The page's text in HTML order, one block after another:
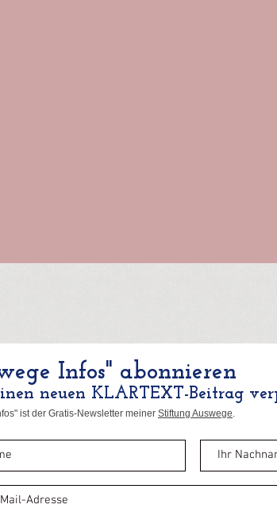
Infos" abonnieren
neuen KLARTEXT-Beitrag
ist der Gratis-Newsletter meiner Stiftung Auswege